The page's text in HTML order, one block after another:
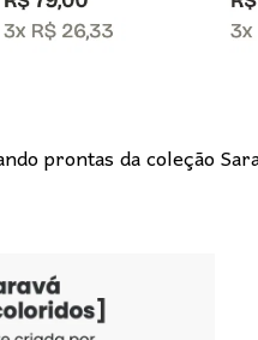
prontas da coleção